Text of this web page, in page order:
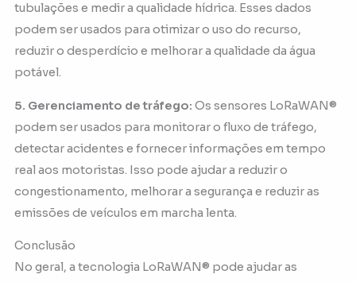
tubulações e medir a qualidade hídrica. Esses dados
podem ser usados para otimizar o uso do recurso,
reduzir o desperdício e melhorar a qualidade da água
potável.
5. Gerenciamento de tráfego: Os sensores LoRaWAN®
podem ser usados para monitorar o fluxo de tráfego,
detectar acidentes e fornecer informações em tempo
real aos motoristas. Isso pode ajudar a reduzir o
congestionamento, melhorar a segurança e reduzir as
emissões de veículos em marcha lenta.
Conclusão
No geral, a tecnologia LoRaWAN® pode ajudar as